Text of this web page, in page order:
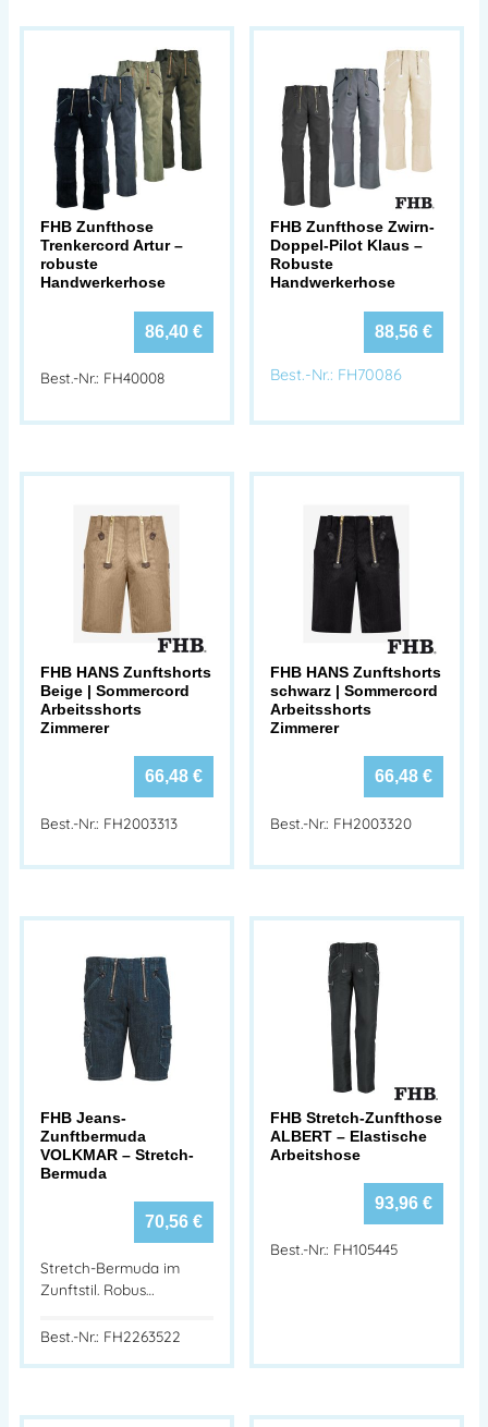
FHB Zunfthose
Trenkercord Artur –
robuste
Handwerkerhose
86,40 €
Best.-Nr.: FH40008
FHB Zunfthose Zwirn-
Doppel-Pilot Klaus –
Robuste
Handwerkerhose
88,56 €
Best.-Nr.: FH70086
FHB HANS Zunftshorts
Beige | Sommercord
Arbeitsshorts
Zimmerer
66,48 €
Best.-Nr.: FH2003313
FHB HANS Zunftshorts
schwarz | Sommercord
Arbeitsshorts
Zimmerer
66,48 €
Best.-Nr.: FH2003320
FHB Jeans-
Zunftbermuda
VOLKMAR – Stretch-
Bermuda
70,56 €
Stretch-Bermuda im
Zunftstil. Robus…
Best.-Nr.: FH2263522
FHB Stretch-Zunfthose
ALBERT – Elastische
Arbeitshose
93,96 €
Best.-Nr.: FH105445